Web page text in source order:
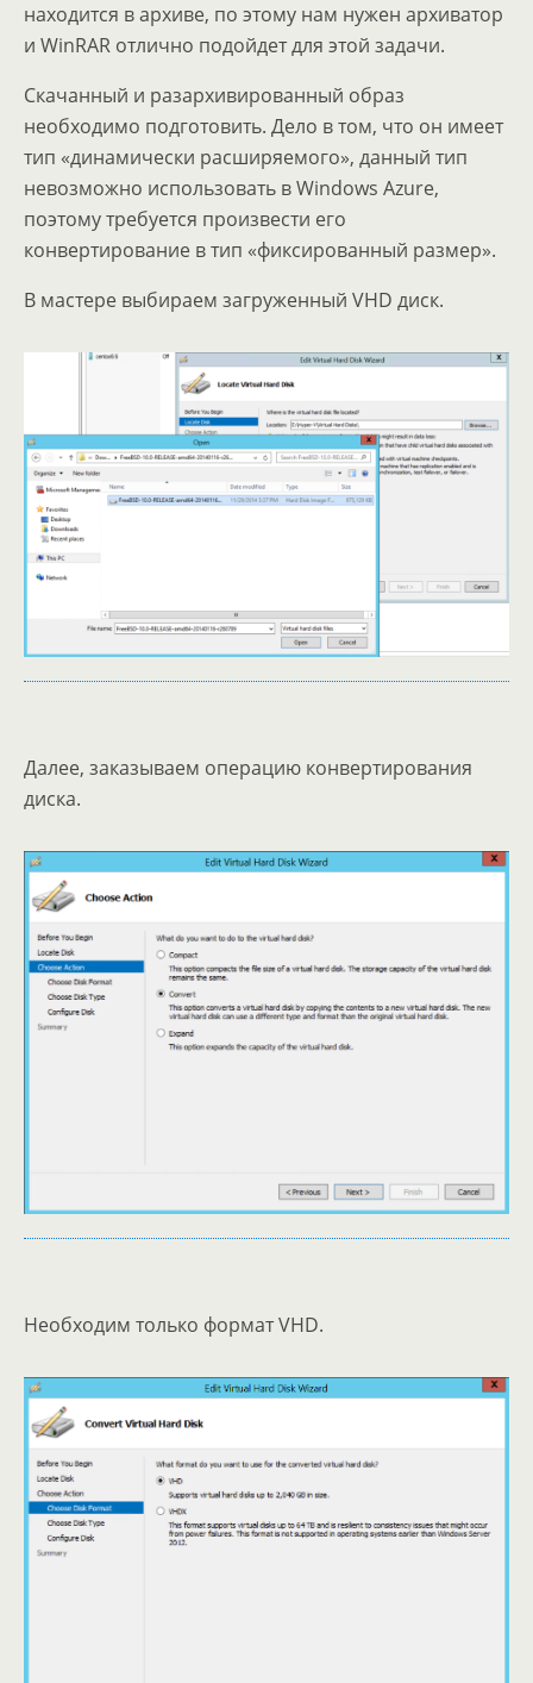
находится в архиве, по этому нам нужен архиватор
и WinRAR отлично подойдет для этой задачи.
Скачанный и разархивированный образ
необходимо подготовить. Дело в том, что он имеет
тип «динамически расширяемого», данный тип
невозможно использовать в Windows Azure,
поэтому требуется произвести его
конвертирование в тип «фиксированный размер».
В мастере выбираем загруженный VHD диск.
Далее, заказываем операцию конвертирования
диска.
Необходим только формат VHD.